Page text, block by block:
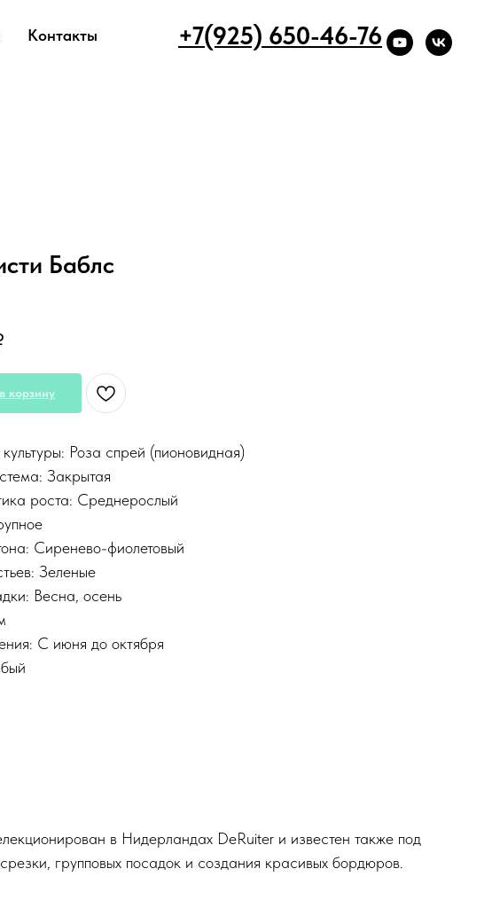
Контакты +7(925) 650-46-76
Баблс
корзину
Роза спрей (пионовидная)
Закрытая
роста: Среднерослый
Сиренево-фиолетовый
Зеленые
Весна, осень
С июня до октября
в Нидерландах DeRuiter и известен также под
групповых посадок и создания красивых бордюров.